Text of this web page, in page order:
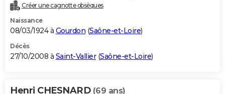
Créer une cagnotte obsèques
Naissance
08/03/1924 à Gourdon (Saône-et-Loire)
Décès
27/10/2008 à Saint-Vallier(Saône-et-Loire)
Henri CHESNARD (69 ans)